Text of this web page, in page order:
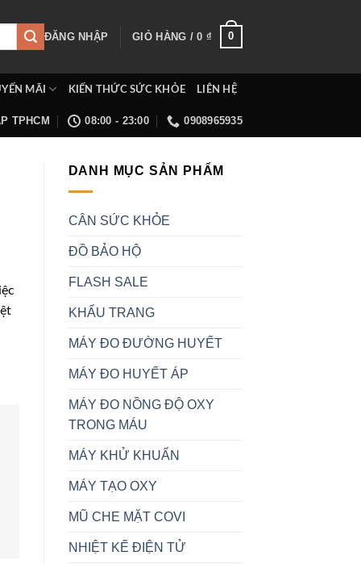
ĐĂNG NHẬP GIỎ HÀNG /0 ₫ 0
MÃI KIẾN THỨC SỨC KHỎE LIÊN HỆ
TPHCM 08:00 - 23:00 0908965935
DANH MỤC SẢN PHẨM
CÂN SỨC KHỎE
ĐỒ BẢO HỘ
FLASH SALE
KHẨU TRANG
MÁY ĐO ĐƯỜNG HUYẾT
MÁY ĐO HUYẾT ÁP
MÁY ĐO NỒNG ĐỘ OXY
TRONG MÁU
MÁY KHỬ KHUẨN
MÁY TẠO OXY
MŨ CHE MẶT COVI
NHIỆT KẾ ĐIỆN TỬ